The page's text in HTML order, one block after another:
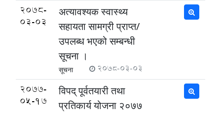
2078-
03-03
अत्यावश्यक स्वास्थ्य
सहायता सामग्री प्राप्त/
उपलब्ध भएको सम्बन्धी
सूचना ।
सूचना 2078-03-03
2077-
05-17
विपद् पूर्वतयारी तथा
प्रतिकार्य योजना २०७७